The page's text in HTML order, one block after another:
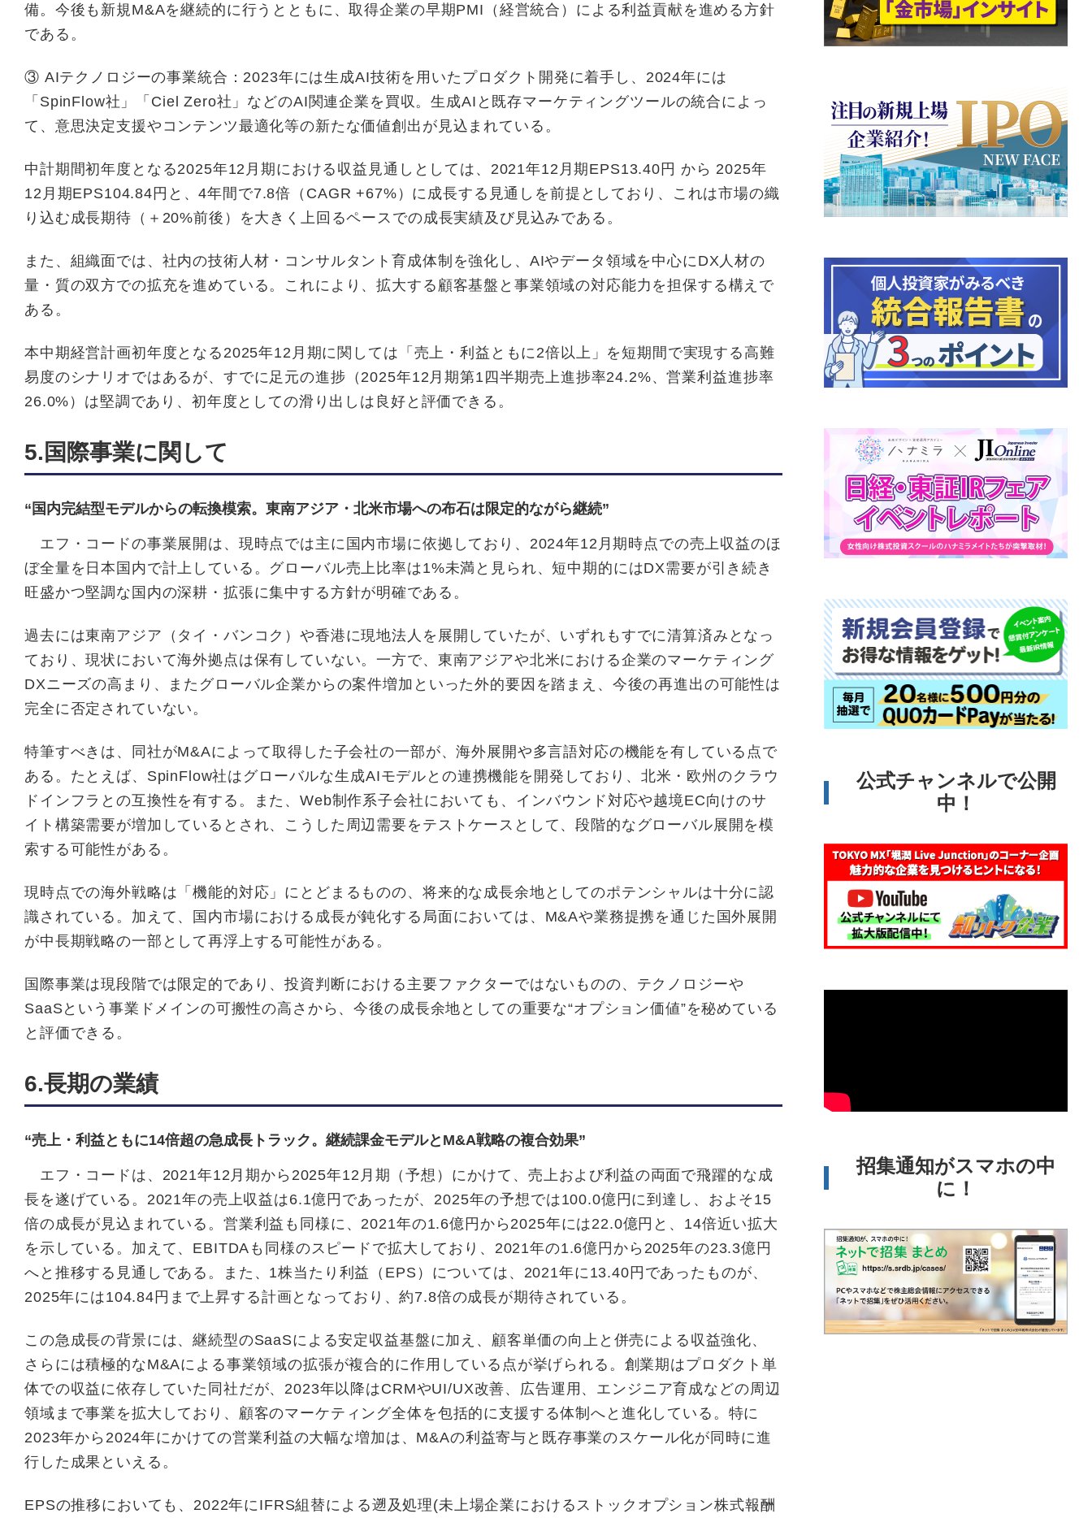
備。今後も新規M&Aを継続的に行うとともに、取得企業の早期PMI（経営統合）による利益貢献を進める方針
である。
③ AIテクノロジーの事業統合：2023年には生成AI技術を用いたプロダクト開発に着手し、2024年には
「SpinFlow社」「Ciel Zero社」などのAI関連企業を買収。生成AIと既存マーケティングツールの統合によっ
て、意思決定支援やコンテンツ最適化等の新たな価値創出が見込まれている。
中計期間初年度となる2025年12月期における収益見通しとしては、2021年12月期EPS13.40円 から 2025年
12月期EPS104.84円と、4年間で7.8倍（CAGR +67%）に成長する見通しを前提としており、これは市場の織
り込む成長期待（＋20%前後）を大きく上回るペースでの成長実績及び見込みである。
また、組織面では、社内の技術人材・コンサルタント育成体制を強化し、AIやデータ領域を中心にDX人材の
量・質の双方での拡充を進めている。これにより、拡大する顧客基盤と事業領域の対応能力を担保する構えで
ある。
本中期経営計画初年度となる2025年12月期に関しては「売上・利益ともに2倍以上」を短期間で実現する高難
易度のシナリオではあるが、すでに足元の進捗（2025年12月期第1四半期売上進捗率24.2%、営業利益進捗率
26.0%）は堅調であり、初年度としての滑り出しは良好と評価できる。
5.国際事業に関して
“国内完結型モデルからの転換模索。東南アジア・北米市場への布石は限定的ながら継続”
エフ・コードの事業展開は、現時点では主に国内市場に依拠しており、2024年12月期時点での売上収益のほ
ぼ全量を日本国内で計上している。グローバル売上比率は1%未満と見られ、短中期的にはDX需要が引き続き
旺盛かつ堅調な国内の深耕・拡張に集中する方針が明確である。
過去には東南アジア（タイ・バンコク）や香港に現地法人を展開していたが、いずれもすでに清算済みとなっ
ており、現状において海外拠点は保有していない。一方で、東南アジアや北米における企業のマーケティング
DXニーズの高まり、またグローバル企業からの案件増加といった外的要因を踏まえ、今後の再進出の可能性は
完全に否定されていない。
特筆すべきは、同社がM&Aによって取得した子会社の一部が、海外展開や多言語対応の機能を有している点で
ある。たとえば、SpinFlow社はグローバルな生成AIモデルとの連携機能を開発しており、北米・欧州のクラウ
ドインフラとの互換性を有する。また、Web制作系子会社においても、インバウンド対応や越境EC向けのサ
イト構築需要が増加しているとされ、こうした周辺需要をテストケースとして、段階的なグローバル展開を模
索する可能性がある。
現時点での海外戦略は「機能的対応」にとどまるものの、将来的な成長余地としてのポテンシャルは十分に認
識されている。加えて、国内市場における成長が鈍化する局面においては、M&Aや業務提携を通じた国外展開
が中長期戦略の一部として再浮上する可能性がある。
国際事業は現段階では限定的であり、投資判断における主要ファクターではないものの、テクノロジーや
SaaSという事業ドメインの可搬性の高さから、今後の成長余地としての重要な“オプション価値”を秘めている
と評価できる。
6.長期の業績
“売上・利益ともに14倍超の急成長トラック。継続課金モデルとM&A戦略の複合効果”
エフ・コードは、2021年12月期から2025年12月期（予想）にかけて、売上および利益の両面で飛躍的な成
長を遂げている。2021年の売上収益は6.1億円であったが、2025年の予想では100.0億円に到達し、およそ15
倍の成長が見込まれている。営業利益も同様に、2021年の1.6億円から2025年には22.0億円と、14倍近い拡大
を示している。加えて、EBITDAも同様のスピードで拡大しており、2021年の1.6億円から2025年の23.3億円
へと推移する見通しである。また、1株当たり利益（EPS）については、2021年に13.40円であったものが、
2025年には104.84円まで上昇する計画となっており、約7.8倍の成長が期待されている。
この急成長の背景には、継続型のSaaSによる安定収益基盤に加え、顧客単価の向上と併売による収益強化、
さらには積極的なM&Aによる事業領域の拡張が複合的に作用している点が挙げられる。創業期はプロダクト単
体での収益に依存していた同社だが、2023年以降はCRMやUI/UX改善、広告運用、エンジニア育成などの周辺
領域まで事業を拡大しており、顧客のマーケティング全体を包括的に支援する体制へと進化している。特に
2023年から2024年にかけての営業利益の大幅な増加は、M&Aの利益寄与と既存事業のスケール化が同時に進
行した成果といえる。
EPSの推移においても、2022年にIFRS組替による遡及処理(未上場企業におけるストックオプション株式報酬
公式チャンネルで公開
中！
招集通知がスマホの中
に！